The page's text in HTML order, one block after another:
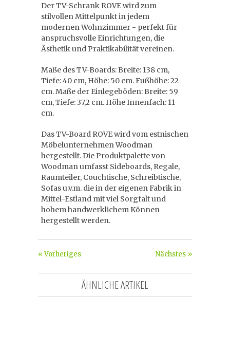
Der TV-Schrank ROVE wird zum
stilvollen Mittelpunkt in jedem
modernen Wohnzimmer - perfekt für
anspruchsvolle Einrichtungen, die
Ästhetik und Praktikabilität vereinen.
Maße des TV-Boards: Breite: 138 cm,
Tiefe: 40 cm, Höhe: 50 cm. Fußhöhe: 22
cm. Maße der Einlegeböden: Breite: 59
cm, Tiefe: 37,2 cm. Höhe Innenfach: 11
cm.
Das TV-Board ROVE wird vom estnischen
Möbelunternehmen Woodman
hergestellt. Die Produktpalette von
Woodman umfasst Sideboards, Regale,
Raumteiler, Couchtische, Schreibtische,
Sofas u.v.m. die in der eigenen Fabrik in
Mittel-Estland mit viel Sorgfalt und
hohem handwerklichem Können
hergestellt werden.
Nächstes »
« Vorheriges
ÄHNLICHE ARTIKEL